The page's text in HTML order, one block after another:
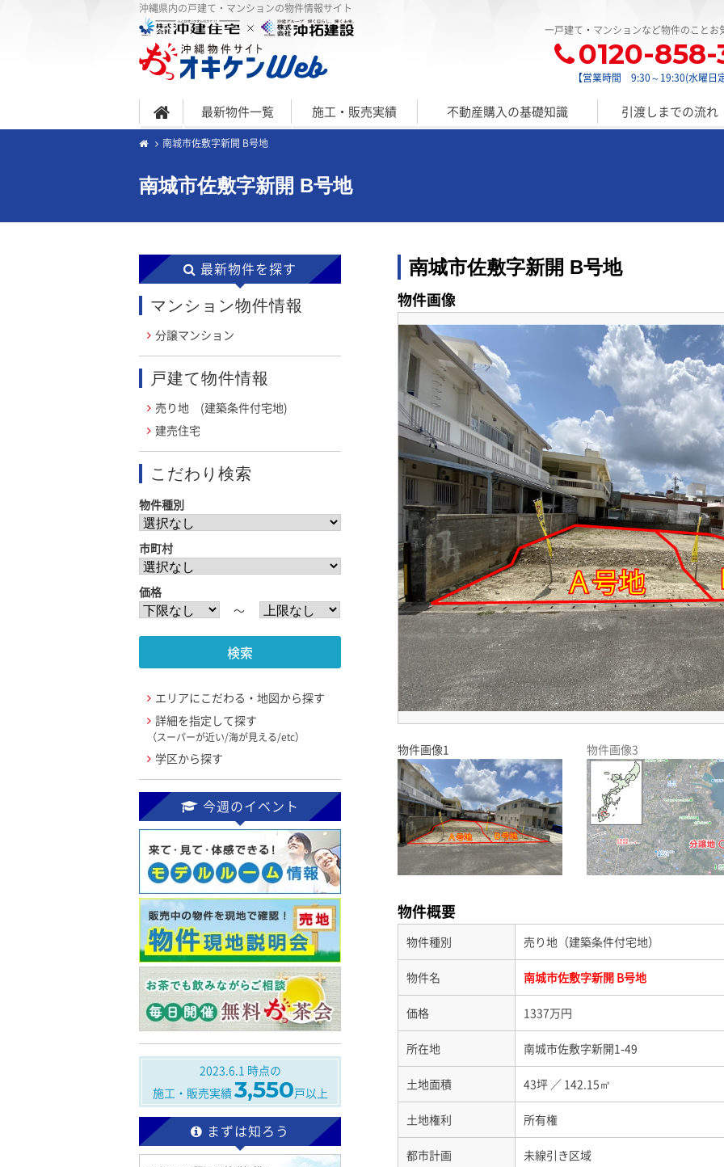
沖縄県内の戸建て・マンションの物件情報サイト
一戸建て・マンションなど物件のことお
0120-
【営業時間 9:30～19:30(水曜日
最新物件一覧 施工・販売実績 不動産購入の基礎知識 引渡しまでの流れ
南城市佐敷字新開 B号地
南城市佐敷字新開 B号地
南城市佐敷字新開 B号地
物件画像
物件画像1 物件画像3
物件概要
物件種別 売り地（建築条件付宅地）
物件名 南城市佐敷字新開 B号地
価格 1337万円
所在地 南城市佐敷字新開1-49
土地面積 43坪 ／ 142.15㎡
土地権利 所有権
都市計画 未線引き区域
最新物件を探す
マンション物件情報
分譲マンション
戸建て物件情報
売り地 (建築条件付宅地)
建売住宅
こだわり検索
物件種別
市町村
価格
〜
エリアにこだわる・地図から探す
詳細を指定して探す
（スーパーが近い/海が見える/etc）
学区から探す
今週のイベント
2023.6.1 時点の
施工・販売実績3,550戸以上
まずは知ろう